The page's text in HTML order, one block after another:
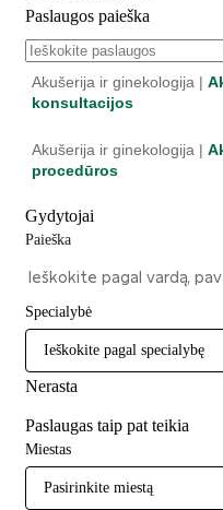
Paslaugos paieška
Akušerija ir ginekologija |
konsultacijos
Akušerija ir ginekologija |
procedūros
Gydytojai
Paieška
Specialybė
Ieškokite pagal specialybę
Nerasta
Paslaugas taip pat teikia
Miestas
Pasirinkite miestą